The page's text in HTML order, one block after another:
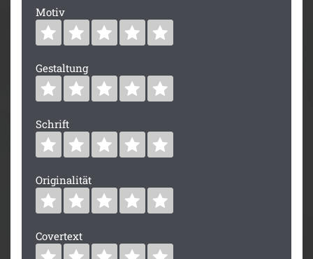
Motiv
Gestaltung
Schrift
Originalität
Covertext